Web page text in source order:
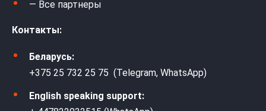
— Все партнеры
Контакты:
Беларусь:
+375 25 732 25 75 (Telegram, WhatsApp)
English speaking support: